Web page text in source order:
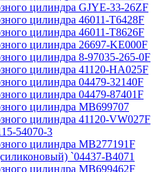
цилиндра GJYE-33-26ZF
цилиндра 46011-T6428F
цилиндра 46011-T8626F
цилиндра 26697-KE000F
цилиндра 8-97035-265-0F
цилиндра 41120-HA025F
цилиндра 04479-32140F
цилиндра 04479-87401F
цилиндра MB699707
цилиндра 41120-VW027F
54070-3
цилиндра MB277191F
`04437-B4071
цилиндра MB699462F